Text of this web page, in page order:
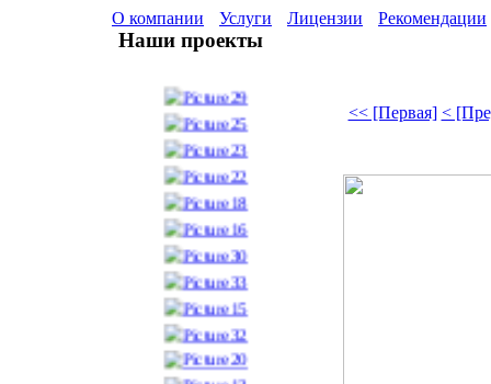
О компании Услуги Лицензии Рекомендации
Наши проекты
<< [Первая] <